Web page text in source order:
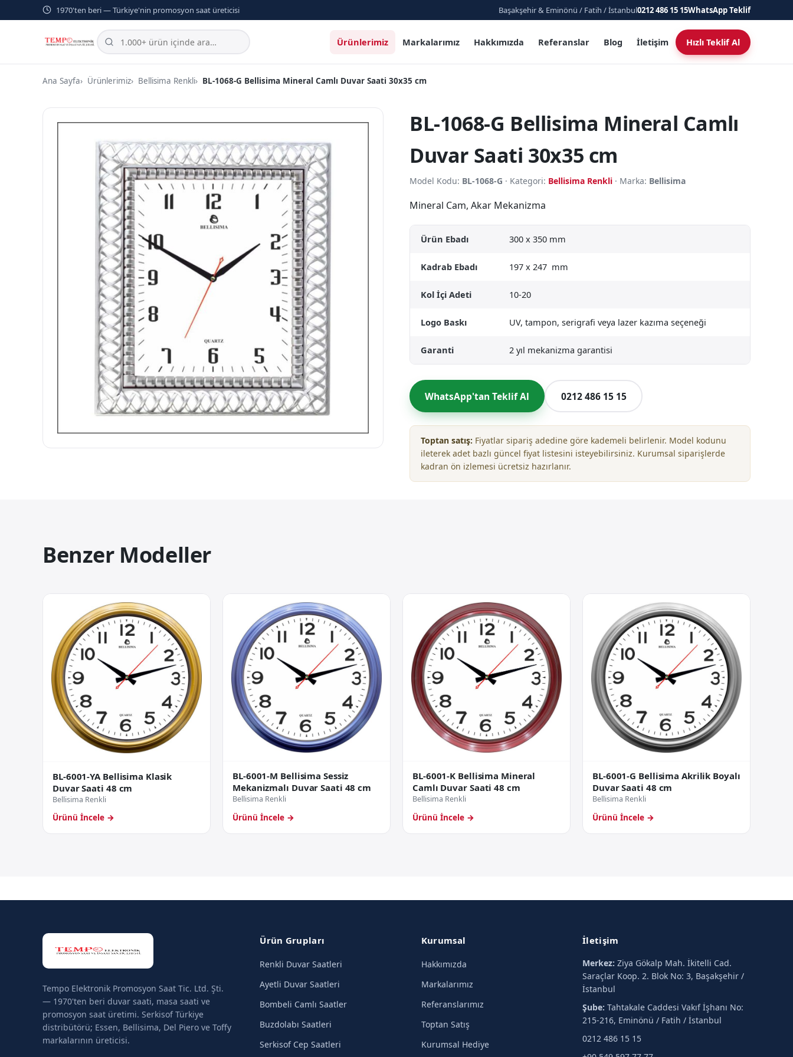
1970'ten beri — Türkiye'nin promosyon saat üreticisi Başakşehir & Eminönü / Fatih / İstanbul0212 486 15 15WhatsApp Teklif
Ürünlerimiz Markalarımız Hakkımızda Referanslar Blog İletişim Hızlı Teklif Al
Ana Sayfa Ürünlerimiz Bellisima Renkli BL-1068-G Bellisima Mineral Camlı Duvar Saati 30x35 cm
BL-1068-G Bellisima Mineral Camlı
Duvar Saati 30x35 cm
Model Kodu: BL-1068-G · Kategori: Bellisima Renkli · Marka: Bellisima
Mineral Cam, Akar Mekanizma
Ürün Ebadı 300 x 350 mm
Kadrab Ebadı 197 x 247 mm
Kol İçi Adeti 10-20
Logo Baskı UV, tampon, serigrafi veya lazer kazıma seçeneği
Garanti 2 yıl mekanizma garantisi
WhatsApp'tan Teklif Al 0212 486 15 15
Toptan satış: Fiyatlar sipariş adedine göre kademeli belirlenir. Model kodunu
ileterek adet bazlı güncel fiyat listesini isteyebilirsiniz. Kurumsal siparişlerde
kadran ön izlemesi ücretsiz hazırlanır.
Benzer Modeller
BL-6001-YA Bellisima Klasik
Duvar Saati 48 cm
Bellisima Renkli
Ürünü İncele →
BL-6001-M Bellisima Sessiz
Mekanizmalı Duvar Saati 48 cm
Bellisima Renkli
Ürünü İncele →
BL-6001-K Bellisima Mineral
Camlı Duvar Saati 48 cm
Bellisima Renkli
Ürünü İncele →
BL-6001-G Bellisima Akrilik Boyalı
Duvar Saati 48 cm
Bellisima Renkli
Ürünü İncele →
Tempo Elektronik Promosyon Saat Tic. Ltd. Şti.
— 1970'ten beri duvar saati, masa saati ve
promosyon saat üretimi. Serkisof Türkiye
distribütörü; Essen, Bellisima, Del Piero ve Toffy
markalarının üreticisi.
Ürün Grupları
Renkli Duvar Saatleri
Ayetli Duvar Saatleri
Bombeli Camlı Saatler
Buzdolabı Saatleri
Serkisof Cep Saatleri
Kurumsal
Hakkımızda
Markalarımız
Referanslarımız
Toptan Satış
Kurumsal Hediye
İletişim
Merkez: Ziya Gökalp Mah. İkitelli Cad.
Saraçlar Koop. 2. Blok No: 3, Başakşehir /
İstanbul
Şube: Tahtakale Caddesi Vakıf İşhanı No:
215-216, Eminönü / Fatih / İstanbul
0212 486 15 15